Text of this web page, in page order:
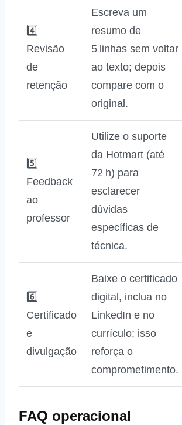
4️⃣
Revisão
de
retenção
Escreva um
resumo de
5 linhas sem voltar
ao texto; depois
compare com o
original.
5️⃣
Feedback
ao
professor
Utilize o suporte
da Hotmart (até
72 h) para
esclarecer
dúvidas
específicas de
técnica.
6️⃣
Certificado
e
divulgação
Baixe o certificado
digital, inclua no
LinkedIn e no
currículo; isso
reforça o
comprometimento.
FAQ operacional